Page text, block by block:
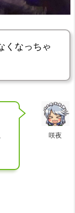
くなっちゃ
咲夜